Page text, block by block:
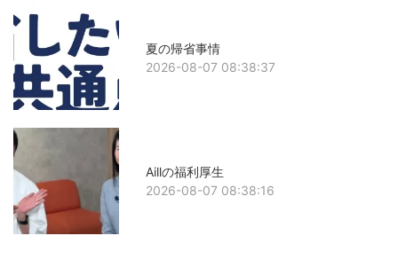
夏の帰省事情
2026-08-07 08:38:37
Aillの福利厚生
2026-08-07 08:38:16